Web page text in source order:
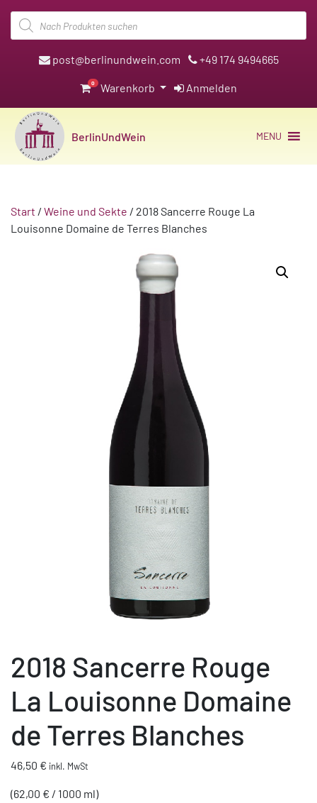
Products
search
post@berlinundwein.com +49 174 9494665
0 Warenkorb Anmelden
BerlinUndWein MENU
Start / Weine und Sekte / 2018 Sancerre Rouge La
Louisonne Domaine de Terres Blanches
2018 Sancerre Rouge
La Louisonne Domaine
de Terres Blanches
46,50 € inkl. MwSt
(62,00 € / 1000 ml)